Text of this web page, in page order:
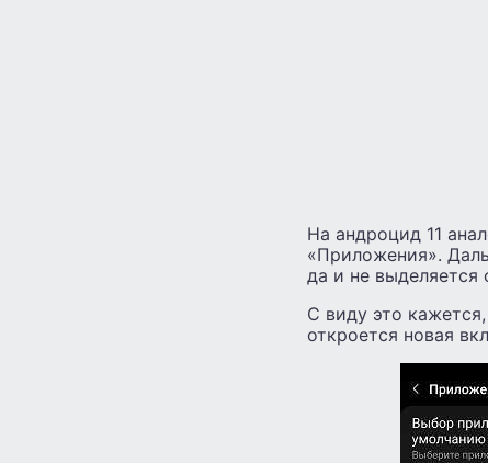
На андроцид 11
«Приложения».
да и не выделяется
С виду это
откроется новая